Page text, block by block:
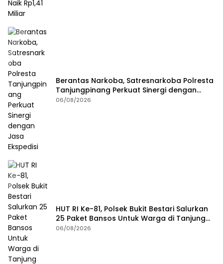
Berantas Narkoba, Satresnarkoba Polresta
Tanjungpinang Perkuat Sinergi dengan
Jasa Ekspedisi
06/08/2026
HUT RI Ke-81, Polsek Bukit Bestari Salurkan
25 Paket Bansos Untuk Warga di Tanjung
Unggat
06/08/2026